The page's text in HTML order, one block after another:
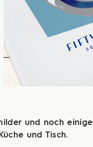
und noch einige
und Tisch.